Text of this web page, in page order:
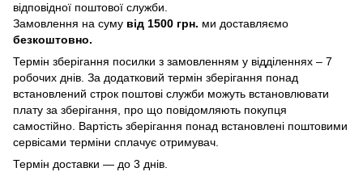
відповідної поштової служби.
Замовлення на суму від 1500 грн. ми доставляємо
безкоштовно.
Термін зберігання посилки з замовленням у відділеннях – 7
робочих днів. За додатковий термін зберігання понад
встановлений строк поштові служби можуть встановлювати
плату за зберігання, про що повідомляють покупця
самостійно. Вартість зберігання понад вcтановлені поштовими
сервісами терміни сплачує отримувач.
Термін доставки — до 3 днів.